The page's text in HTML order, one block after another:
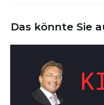
Das könnte Sie